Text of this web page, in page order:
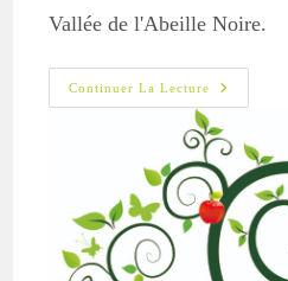
Vallée de l'Abeille Noire.
Continuer La Lecture
Annulation
:
Pas
De
Journée
‘Greffes’
Le
10
Avril